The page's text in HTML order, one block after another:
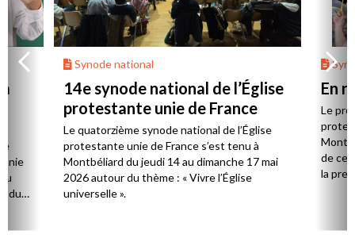
unie
du
Synode national
14e synode national de l’Église
protestante unie de France
Le quatorzième synode national de l’Église
protestante unie de France s’est tenu à
Montbéliard du jeudi 14 au dimanche 17 mai
2026 autour du thème : « Vivre l’Église
universelle ».
En
Le
de ce
la